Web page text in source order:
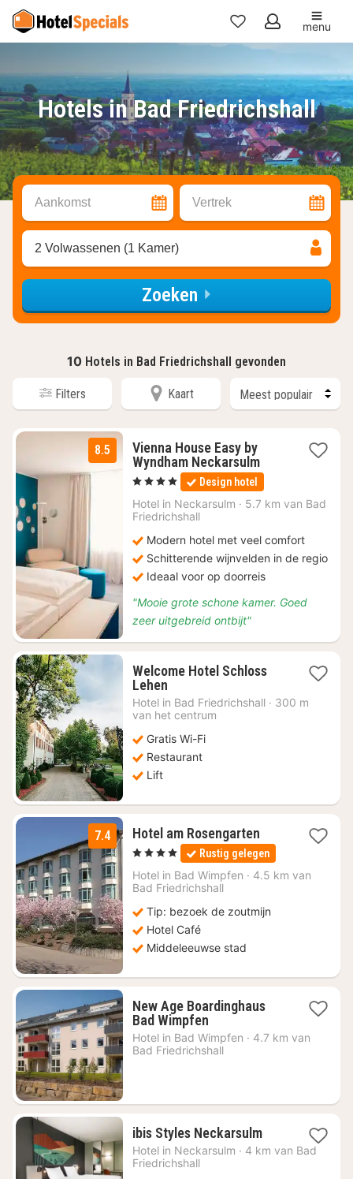
Mijn
menu
Hotels in Bad Friedrichshall
Aankomst Vertrek
2 Volwassenen (1 Kamer)
Zoeken
10 Hotels in Bad Friedrichshall gevonden
Filters Kaart
8.5
Vienna House Easy by
Wyndham Neckarsulm2
nachten
vanaf
€
, 4 Sterren Design hotel
Hotel in Neckarsulm · 5.7 km van Bad
Friedrichshall
Modern hotel met veel comfort
Schitterende wijnvelden in de regio
Ideaal voor op doorreis
"Mooie grote schone kamer. Goed
zeer uitgebreid ontbijt"
Welcome Hotel Schloss
Lehen1
nacht
vanaf
87,06
Hotel in Bad Friedrichshall · 300 m
van het centrum
Gratis Wi-Fi
Restaurant
Lift
7.4 Hotel am Rosengarten1
nacht
vanaf
€
, 4 Sterren Rustig gelegen
Hotel in Bad Wimpfen · 4.5 km van
Bad Friedrichshall
Tip: bezoek de zoutmijn
Hotel Café
Middeleeuwse stad
New Age Boardinghaus
Bad Wimpfen1
nacht
vanaf
Hotel in Bad Wimpfen · 4.7 km van
Bad Friedrichshall
ibis Styles Neckarsulm1
nacht
Hotel in Neckarsulm · 4 km van Bad
Friedrichshall